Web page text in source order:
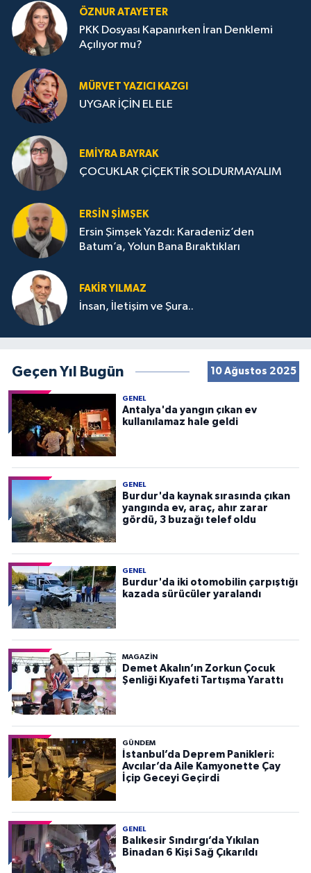
ÖZNUR ATAYETER
PKK Dosyası Kapanırken İran Denklemi
Açılıyor mu?
MÜRVET YAZICI KAZGI
UYGAR İÇİN EL ELE
EMIYRA BAYRAK
ÇOCUKLAR ÇİÇEKTİR SOLDURMAYALIM
ERSIN ŞIMŞEK
Ersin Şimşek Yazdı: Karadeniz’den
Batum’a, Yolun Bana Bıraktıkları
FAKIR YILMAZ
İnsan, İletişim ve Şura..
Geçen Yıl Bugün 10 Ağustos 2025
GENEL
Antalya'da yangın çıkan ev
kullanılamaz hale geldi
GENEL
Burdur'da kaynak sırasında çıkan
yangında ev, araç, ahır zarar
gördü, 3 buzağı telef oldu
GENEL
Burdur'da iki otomobilin çarpıştığı
kazada sürücüler yaralandı
MAGAZİN
Demet Akalın’ın Zorkun Çocuk
Şenliği Kıyafeti Tartışma Yarattı
GÜNDEM
İstanbul’da Deprem Panikleri:
Avcılar’da Aile Kamyonette Çay
İçip Geceyi Geçirdi
GENEL
Balıkesir Sındırgı’da Yıkılan
Binadan 6 Kişi Sağ Çıkarıldı